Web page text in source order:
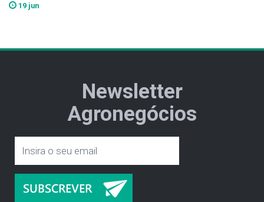
19 jun
Newsletter
Agronegócios